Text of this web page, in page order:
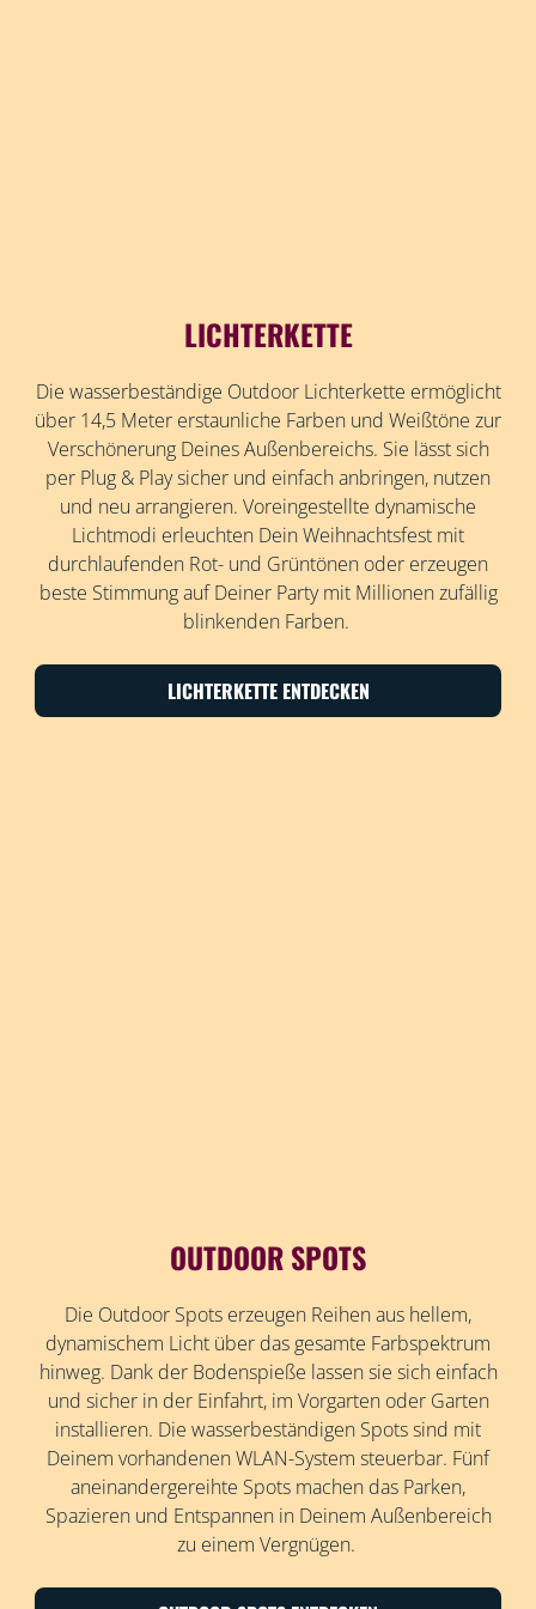
LICHTERKETTE
Die wasserbeständige Outdoor Lichterkette ermöglicht
über 14,5 Meter erstaunliche Farben und Weißtöne zur
Verschönerung Deines Außenbereichs. Sie lässt sich
per Plug & Play sicher und einfach anbringen, nutzen
und neu arrangieren. Voreingestellte dynamische
Lichtmodi erleuchten Dein Weihnachtsfest mit
durchlaufenden Rot- und Grüntönen oder erzeugen
beste Stimmung auf Deiner Party mit Millionen zufällig
blinkenden Farben.
LICHTERKETTE ENTDECKEN
OUTDOOR SPOTS
Die Outdoor Spots erzeugen Reihen aus hellem,
dynamischem Licht über das gesamte Farbspektrum
hinweg. Dank der Bodenspieße lassen sie sich einfach
und sicher in der Einfahrt, im Vorgarten oder Garten
installieren. Die wasserbeständigen Spots sind mit
Deinem vorhandenen WLAN-System steuerbar. Fünf
aneinandergereihte Spots machen das Parken,
Spazieren und Entspannen in Deinem Außenbereich
zu einem Vergnügen.